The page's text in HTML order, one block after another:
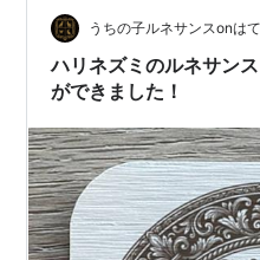
家具
カーテン
エクステリアの対義語
うちの子ルネサンスonは
ハリネズミのルネサン
ができました！